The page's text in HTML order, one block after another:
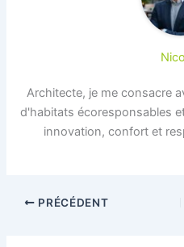
Architecte, je me consacre
d'habitats écoresponsables
innovation, confort et
PRÉCÉDENT